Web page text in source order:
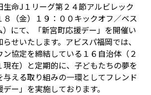
生命J１リーグ第２４節アルビレック
８（金）１９：００キックオフ／ベス
）にて、「新宮町応援デー」を開催い
せいたします。アビスパ福岡では、
ン協定を締結している１６自治体（２
現在）と定期的に、子どもたちの夢を
与える取り組みの一環としてフレンド
ー」を実施しております。